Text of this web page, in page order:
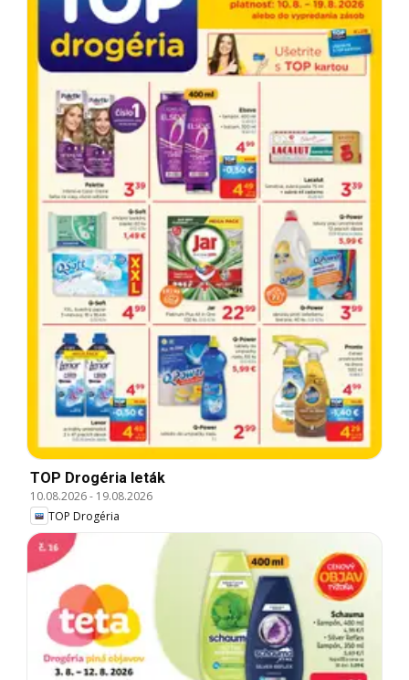
TOP Drogéria leták
10.08.2026- 19.08.2026
TOP Drogéria